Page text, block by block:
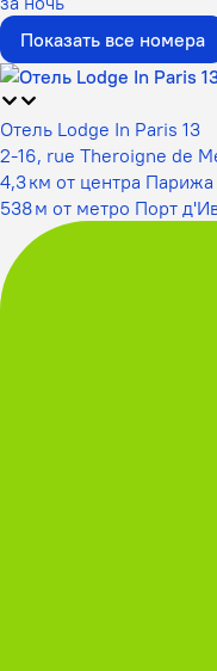
Показать все номера
Отель Lodge In Paris 13
2-16, rue Theroigne de
4,3 км от центра Парижа
538 м от метро Порт